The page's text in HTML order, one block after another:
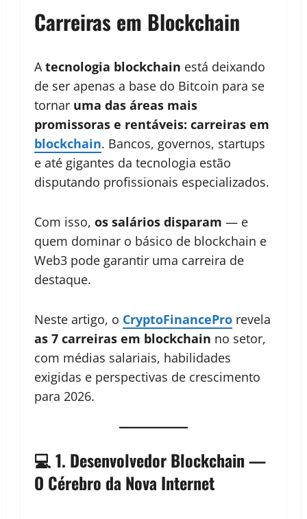
Carreiras em Blockchain
Atecnologia blockchain está deixando
de ser apenas a base do Bitcoin para se
tornar uma das áreas mais
promissoras e rentáveis: carreiras em
blockchain. Bancos, governos, startups
e até gigantes da tecnologia estão
disputando profissionais especializados.
Com isso, os salários disparam — e
quem dominar o básico de blockchain e
Web3 pode garantir uma carreira de
destaque.
Neste artigo, o CryptoFinancePro revela
as 7 carreiras em blockchain no setor,
com médias salariais, habilidades
exigidas e perspectivas de crescimento
para 2026.
💻 1. Desenvolvedor Blockchain —
O Cérebro da Nova Internet